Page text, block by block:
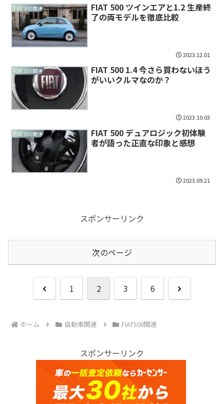
FIAT500関連
FIAT 500 ツインエアと1.2 生産終
了の両モデルを徹底比較
2023.12.01
FIAT500関連
FIAT 500 1.4 今さら買わないほう
がいいクルマなのか？
2023.10.03
FIAT500関連
FIAT 500 デュアロジック初体験
者が語った正直な印象と感想
2023.09.21
スポンサーリンク
次のページ
前
1 2 3 6
次
ホーム 自動車関連 FIAT500関連
スポンサーリンク